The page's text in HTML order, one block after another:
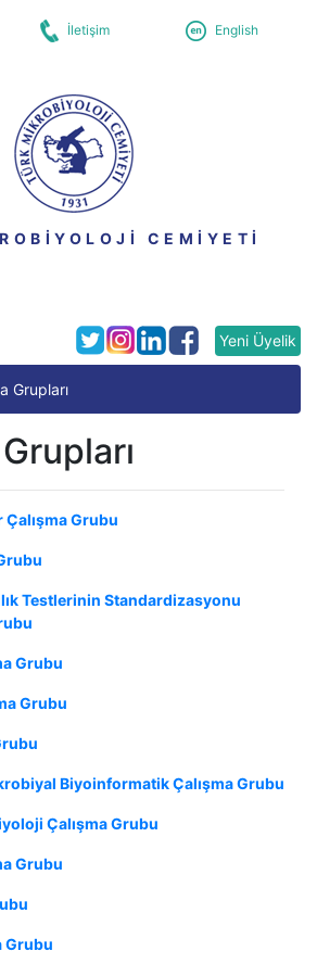
İletişim English
CEMİYETİ
Yeni Üyelik
Grupları
Çalışma Grubu
Testlerinin Standardizasyonu
Grubu
Grubu
Biyoinformatik Çalışma Grubu
Çalışma Grubu
Grubu
Grubu